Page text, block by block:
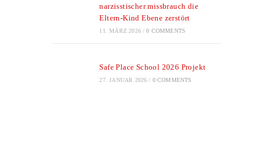
narzisstischer missbrauch die
Eltern-Kind Ebene zerstört
11. MÄRZ 2026 / 0 COMMENTS
Safe Place School 2026 Projekt
27. JANUAR 2026 / 0 COMMENTS